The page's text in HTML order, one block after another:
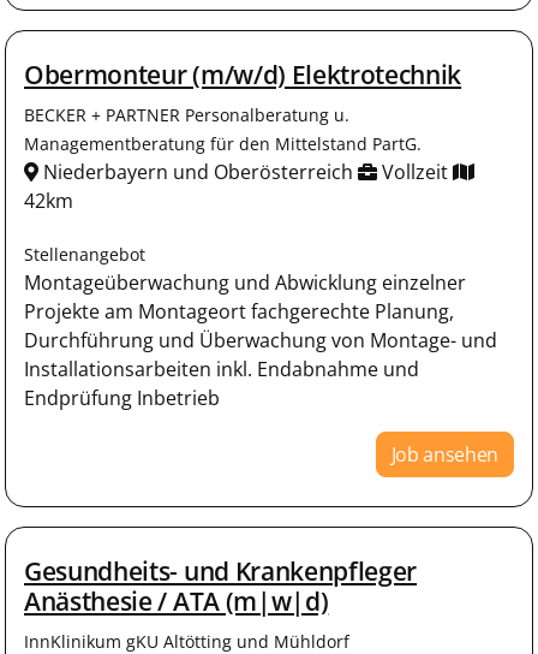
Obermonteur (m/w/d) Elektrotechnik
BECKER + PARTNER Personalberatung u.
Managementberatung für den Mittelstand PartG.
Niederbayern und Oberösterreich
Vollzeit
42km
Stellenangebot
Montageüberwachung und Abwicklung einzelner
Projekte am Montageort fachgerechte Planung,
Durchführung und Überwachung von Montage- und
Installationsarbeiten inkl. Endabnahme und
Endprüfung Inbetrieb
Job ansehen
Gesundheits- und Krankenpfleger
Anästhesie / ATA (m|w|d)
InnKlinikum gKU Altötting und Mühldorf